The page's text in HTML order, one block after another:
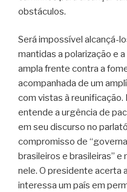
obstáculos.
Será impossível alcançá-
mantidas a polarização e
ampla frente contra a
acompanhada de um
com vistas à reunificação.
entende a urgência de
em seu discurso no
compromisso de
brasileiros e brasileiras” e
nele. O presidente acerta
interessa um país em